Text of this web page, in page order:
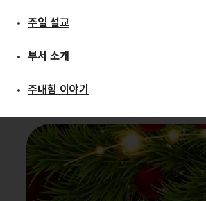
주일 설교
부서 소개
주내힘 이야기
주일 설교
부서 소개
주내힘 이야기
복을 아는 자 [2021
성탄예배]